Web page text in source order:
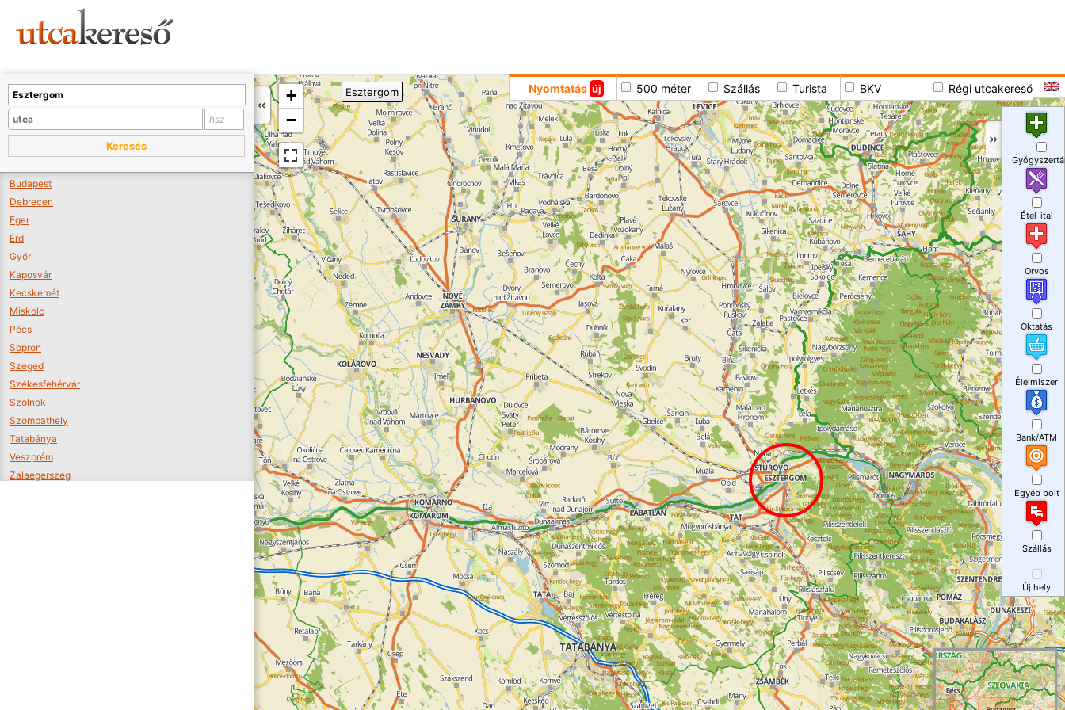
+
−
Nyomtatás új 500 méter Szállás Turista BKV Régi utcakereső
Esztergom
Keresés
Budapest
Debrecen
Eger
Érd
Győr
Kaposvár
Kecskemét
Miskolc
Pécs
Sopron
Szeged
Székesfehérvár
Szolnok
Szombathely
Tatabánya
Veszprém
Zalaegerszeg
Étel-ital
Orvos
Oktatás
Élelmiszer
Bank/ATM
Egyéb bolt
Szállás
Új hely
A térképet kicsinyíteni kell, hogy látszódjanak a boltok.
Boltok látszódjanak >>